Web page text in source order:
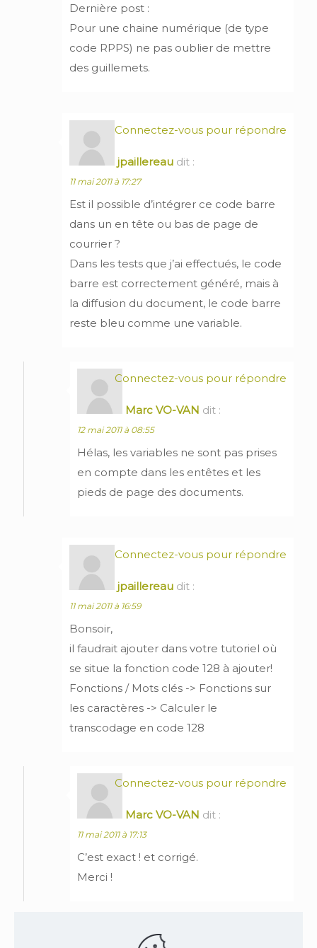
Dernière post :
Pour une chaine numérique (de type
code RPPS) ne pas oublier de mettre
des guillemets.
jpaillereau dit :
11 mai 2011 à 17:27
Est il possible d’intégrer ce code barre
dans un en tête ou bas de page de
courrier ?
Dans les tests que j’ai effectués, le code
barre est correctement généré, mais à
la diffusion du document, le code barre
reste bleu comme une variable.
Connectez-vous pour répondre
Marc VO-VAN dit :
12 mai 2011 à 08:55
Hélas, les variables ne sont pas prises
en compte dans les entêtes et les
pieds de page des documents.
Connectez-vous pour répondre
jpaillereau dit :
11 mai 2011 à 16:59
Bonsoir,
il faudrait ajouter dans votre tutoriel où
se situe la fonction code 128 à ajouter!
Fonctions / Mots clés -> Fonctions sur
les caractères -> Calculer le
transcodage en code 128
Connectez-vous pour répondre
Marc VO-VAN dit :
11 mai 2011 à 17:13
C’est exact ! et corrigé.
Merci !
Connectez-vous pour répondre
Laisser un commentaire